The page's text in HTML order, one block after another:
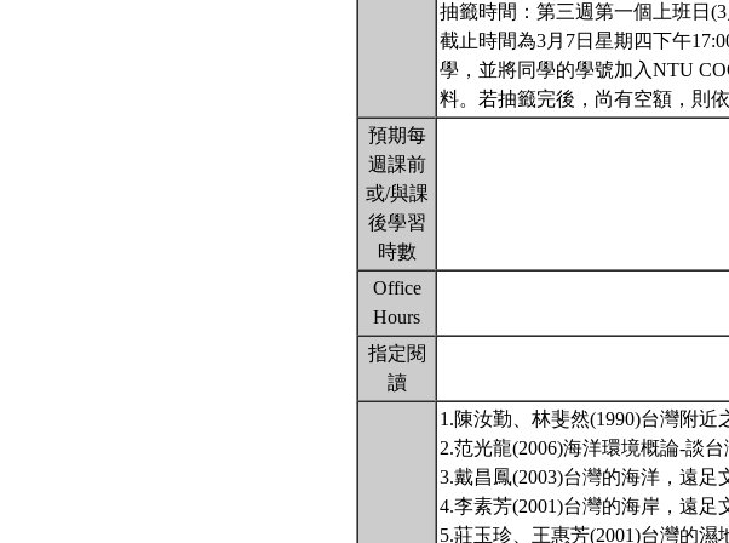
抽籤時間：第三週第一個上班日
截止時間為3月7日星期四下午
學，並將同學的學號加入NTU
料。若抽籤完後，尚有空額，則
預期每
週課前
或/與課
後學習
時數
Office
Hours
指定閱
讀
1.陳汝勤、林斐然(1990)台灣附近
2.范光龍(2006)海洋環境概論-談
3.戴昌鳳(2003)台灣的海洋，遠足
4.李素芳(2001)台灣的海岸，遠足
5.莊玉珍、王惠芳(2001)台灣的濕